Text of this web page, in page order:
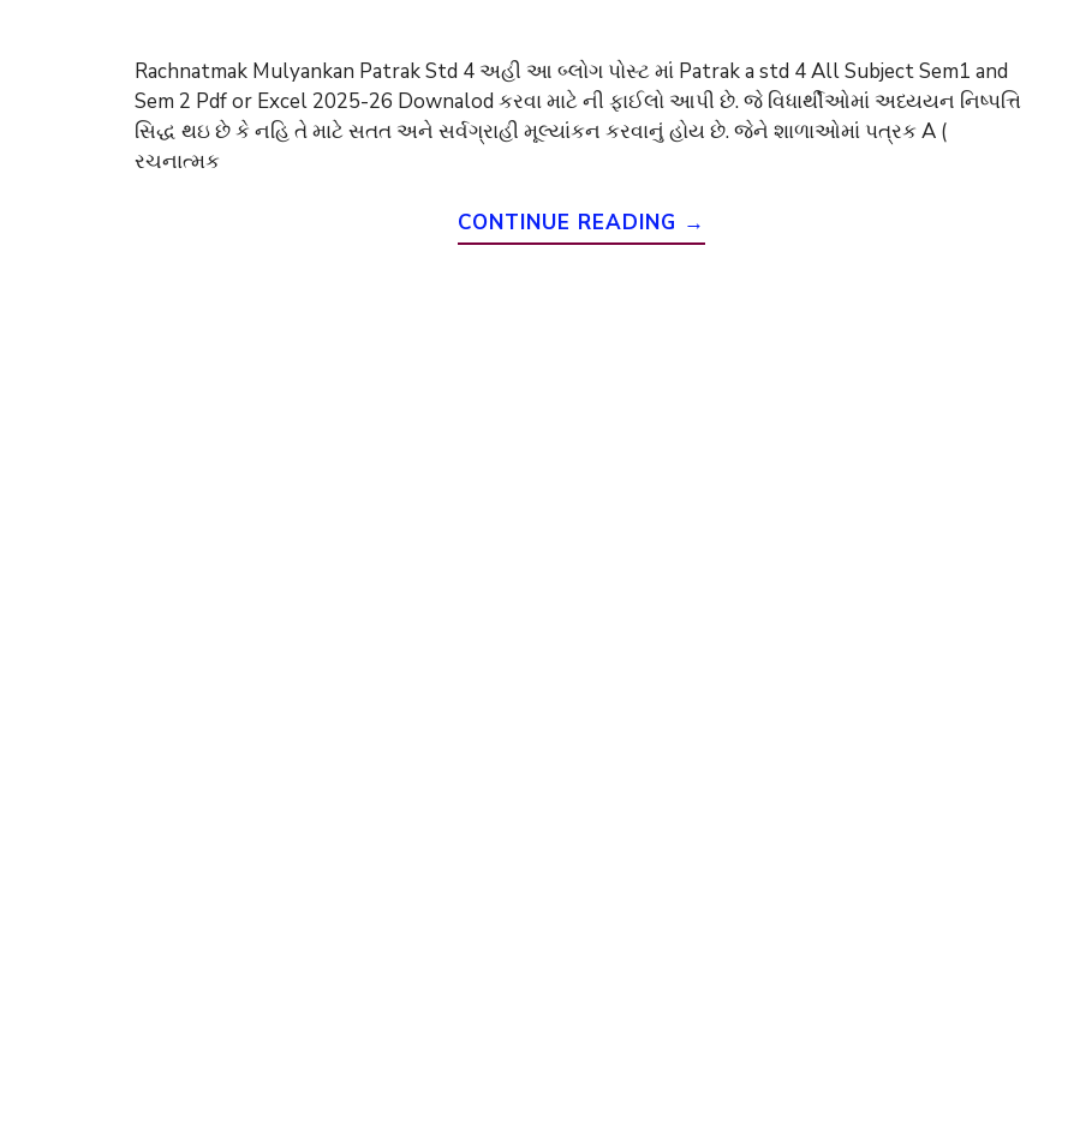
Rachnatmak Mulyankan Patrak Std 4 અહી આ બ્લોગ પોસ્ટ માં Patrak a std 4 All Subject Sem1 and
Sem 2 Pdf or Excel 2025-26 Downalod કરવા માટે ની ફાઈલો આપી છે. જે વિધાર્થીઓમાં અધ્યયન નિષ્પત્તિ
સિદ્ધ થઇ છે કે નહિ તે માટે સતત અને સર્વગ્રાહી મૂલ્યાંકન કરવાનું હોય છે. જેને શાળાઓમાં પત્રક A (
રચનાત્મક
CONTINUE READING →